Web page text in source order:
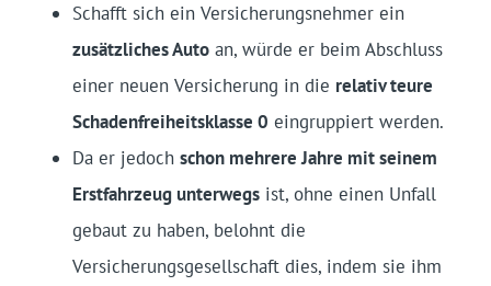
Schafft sich ein Versicherungsnehmer ein
zusätzliches Autoan, würde er beim Abschluss
einer neuen Versicherung in die relativ teure
Schadenfreiheitsklasse 0 eingruppiert werden.
Da er jedoch schon mehrere Jahre mit seinem
Erstfahrzeug unterwegsist, ohne einen Unfall
gebaut zu haben, belohnt die
Versicherungsgesellschaft dies, indem sie ihm